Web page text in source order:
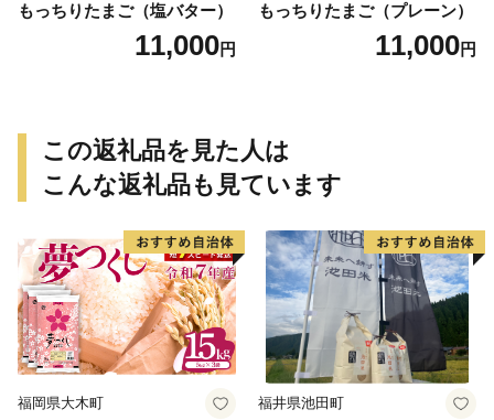
もっちりたまご（塩バター）
11,000円
もっちりたまご（プレーン）
11,000円
この返礼品を見た人は
こんな返礼品も見ています
福岡県大木町 福井県池田町